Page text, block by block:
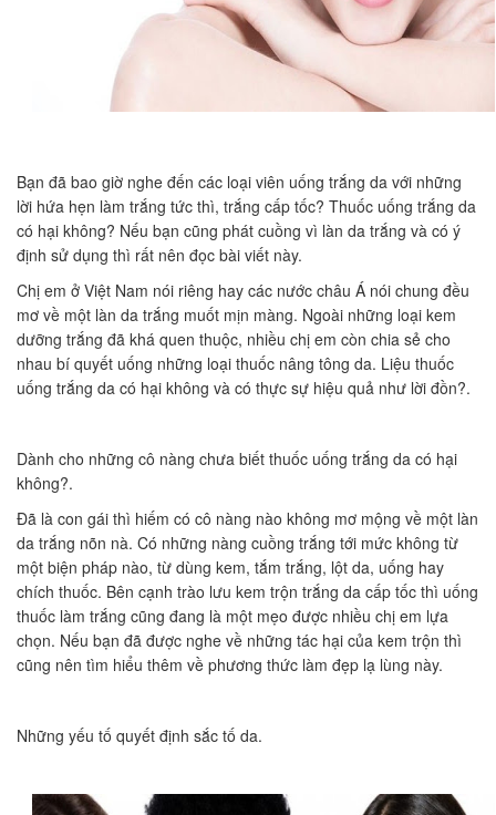
Bạn đã bao giờ nghe đến các loại viên uống trắng da với những
lời hứa hẹn làm trắng tức thì, trắng cấp tốc? Thuốc uống trắng da
có hại không? Nếu bạn cũng phát cuồng vì làn da trắng và có ý
định sử dụng thì rất nên đọc bài viết này.
Chị em ở Việt Nam nói riêng hay các nước châu Á nói chung đều
mơ về một làn da trắng muốt mịn màng. Ngoài những loại kem
dưỡng trắng đã khá quen thuộc, nhiều chị em còn chia sẻ cho
nhau bí quyết uống những loại thuốc nâng tông da. Liệu thuốc
uống trắng da có hại không và có thực sự hiệu quả như lời đồn?.
Dành cho những cô nàng chưa biết thuốc uống trắng da có hại
không?.
Đã là con gái thì hiếm có cô nàng nào không mơ mộng về một làn
da trắng nõn nà. Có những nàng cuồng trắng tới mức không từ
một biện pháp nào, từ dùng kem, tắm trắng, lột da, uống hay
chích thuốc. Bên cạnh trào lưu kem trộn trắng da cấp tốc thì uống
thuốc làm trắng cũng đang là một mẹo được nhiều chị em lựa
chọn. Nếu bạn đã được nghe về những tác hại của kem trộn thì
cũng nên tìm hiểu thêm về phương thức làm đẹp lạ lùng này.
Những yếu tố quyết định sắc tố da.